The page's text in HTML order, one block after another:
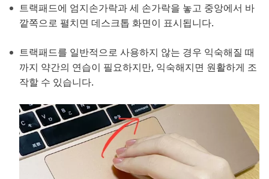
트랙패드에 엄지손가락과 세 손가락을 놓고 중앙에서 바
깥쪽으로 펼치면 데스크톱 화면이 표시됩니다.
트랙패드를 일반적으로 사용하지 않는 경우 익숙해질 때
까지 약간의 연습이 필요하지만, 익숙해지면 원활하게 조
작할 수 있습니다.